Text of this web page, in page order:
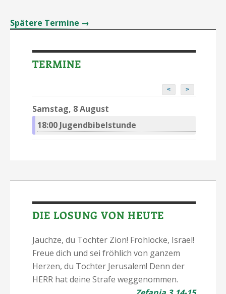
Spätere Termine →
TERMINE
< >
Samstag, 8 August
18:00 Jugendbibelstunde
DIE LOSUNG VON HEUTE
Jauchze, du Tochter Zion! Frohlocke, Israel!
Freue dich und sei fröhlich von ganzem
Herzen, du Tochter Jerusalem! Denn der
HERR hat deine Strafe weggenommen.